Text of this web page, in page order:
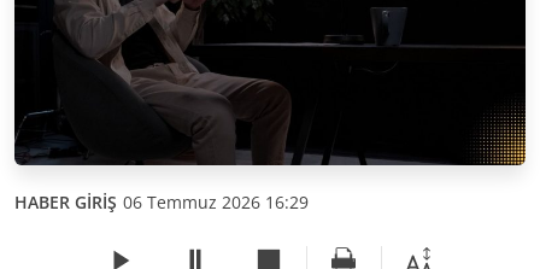
HABER GİRİŞ 06 Temmuz 2026 16:29